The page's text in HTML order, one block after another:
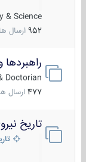
& Science
952 ارسال ها
راهبردها
& Doctorian
477 ارسال ها
تاریخ